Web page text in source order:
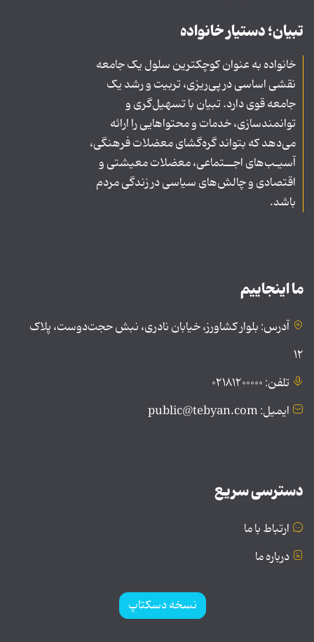
تبیان؛ دستیار خانواده
خانواده به عنوان کوچکترین سلول یک جامعه
نقشی اساسی در پی‌ریزی، تربیت و رشد یک
جامعه قوی دارد. تبیان با تسهیل‌گری و
توانمندسازی، خدمات و محتواهایی را ارائه
می‌دهد که بتواند گره‌گشای معضلات فرهنگی،
آسیـب‌های اجــتماعی، معضلات معیشتی و
اقتصادی و چالش‌های سیاسی در زندگی مردم
باشد.
ما اینجاییم
آدرس: بلوار کشاورز، خیابان نادری، نبش حجت‌دوست، پلاک
۱۲
تلفن: ۰۲۱۸۱۲۰۰۰۰۰
ایمیل: public@tebyan.com
دسترسی سریع
ارتباط با ما
درباره ما
نسخه دسکتاپ